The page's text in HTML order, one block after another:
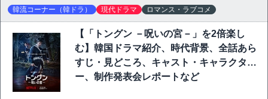
韓流コーナー（韓ドラ） 現代ドラマ ロマンス・ラブコメ
【「トングン －呪いの宮－」を2倍楽し
む】韓国ドラマ紹介、時代背景、全話あら
すじ・見どころ、キャスト・キャラクタ
ー、制作発表会レポートなど